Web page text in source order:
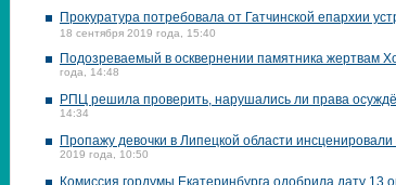
Прокуратура потребовала от Гатчинской епархии
18 сентября 2019 года, 15:40
Подозреваемый в осквернении памятника жертвам
года, 14:48
РПЦ решила проверить, нарушались ли права
14:34
Пропажу девочки в Липецкой области
2019 года, 10:50
Комиссия гордумы Екатеринбурга одобрила дату